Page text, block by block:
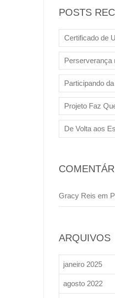
POSTS
Certificado de
Perserverança
Participando
Projeto Faz
De Volta aos
Gracy Reis em
ARQUIVOS
janeiro 2025
agosto 2022